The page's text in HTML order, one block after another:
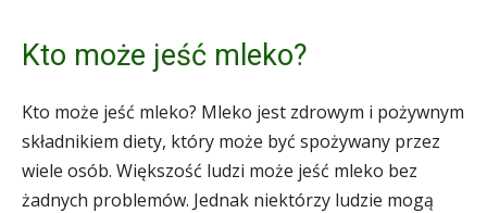
Kto może jeść mleko?
Kto może jeść mleko? Mleko jest zdrowym i pożywnym
składnikiem diety, który może być spożywany przez
wiele osób. Większość ludzi może jeść mleko bez
żadnych problemów. Jednak niektórzy ludzie mogą